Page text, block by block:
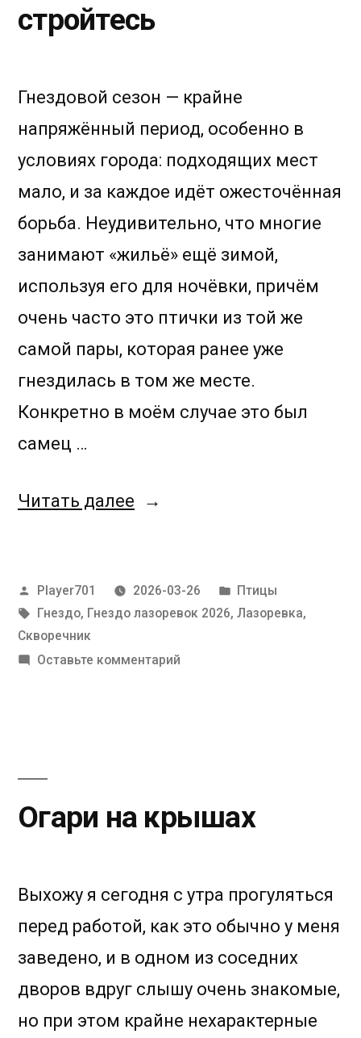
стройтесь
Гнездовой сезон — крайне
напряжённый период, особенно в
условиях города: подходящих мест
мало, и за каждое идёт ожесточённая
борьба. Неудивительно, что многие
занимают «жильё» ещё зимой,
используя его для ночёвки, причём
очень часто это птички из той же
самой пары, которая ранее уже
гнездилась в том же месте.
Конкретно в моём случае это был
самец …
Читать далее «Не
стройтесь»
Написано
автором
Player701 2026-03-26
Написано
в
Птицы
Метки:
Гнездо, Гнездо лазоревок 2026, Лазоревка,
Скворечник
Оставьте комментарийк
Огари на крышах
Выхожу я сегодня с утра прогуляться
перед работой, как это обычно у меня
заведено, и в одном из соседних
дворов вдруг слышу очень знакомые,
но при этом крайне нехарактерные